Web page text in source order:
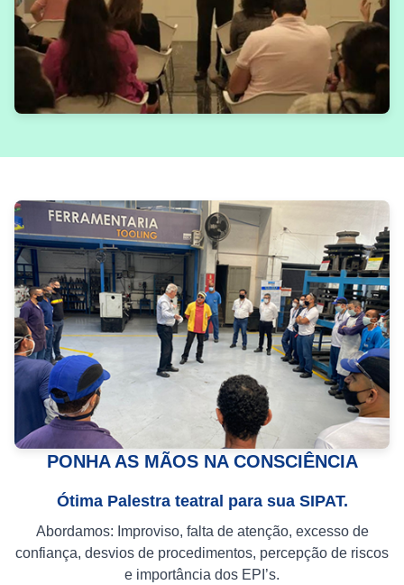
PONHA AS MÃOS NA CONSCIÊNCIA
Ótima Palestra teatral para sua SIPAT.
Abordamos: Improviso, falta de atenção, excesso de
confiança, desvios de procedimentos, percepção de riscos
e importância dos EPI’s.